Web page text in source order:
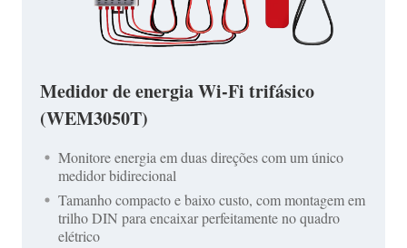
Medidor de energia Wi-Fi trifásico
(WEM3050T)
Monitore energia em duas direções com um único
medidor bidirecional
Tamanho compacto e baixo custo, com montagem em
trilho DIN para encaixar perfeitamente no quadro
elétrico